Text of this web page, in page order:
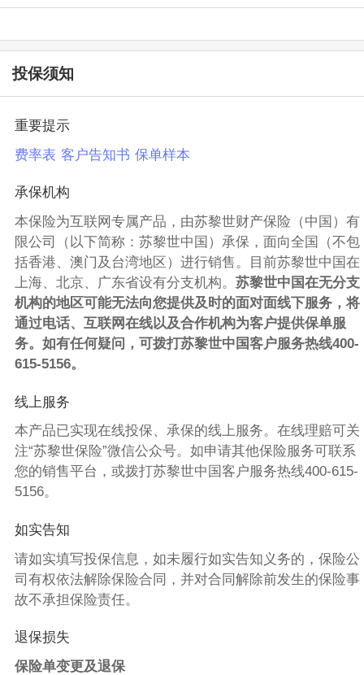
投保须知
重要提示
费率表 客户告知书 保单样本
承保机构
本保险为互联网专属产品，由苏黎世财产保险（中国）有
限公司（以下简称：苏黎世中国）承保，面向全国（不包
括香港、澳门及台湾地区）进行销售。目前苏黎世中国在
上海、北京、广东省设有分支机构。 苏黎世中国在无分支
机构的地区可能无法向您提供及时的面对面线下服务，将
通过电话、互联网在线以及合作机构为客户提供保单服
务。如有任何疑问，可拨打苏黎世中国客户服务热线400-
615-5156。
线上服务
本产品已实现在线投保、承保的线上服务。在线理赔可关
注“苏黎世保险”微信公众号。如申请其他保险服务可联系
您的销售平台，或拨打苏黎世中国客户服务热线400-615-
5156。
如实告知
请如实填写投保信息，如未履行如实告知义务的，保险公
司有权依法解除保险合同，并对合同解除前发生的保险事
故不承担保险责任。
退保损失
保险单变更及退保